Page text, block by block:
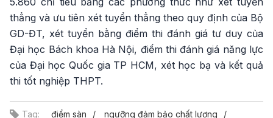
thẳng và ưu tiên xét tuyển thẳng theo quy định của Bộ
GD-ĐT, xét tuyển bằng điểm thi đánh giá tư duy của
Đại học Bách khoa Hà Nội, điểm thi đánh giá năng lực
của Đại học Quốc gia TP HCM, xét học bạ và kết quả
thi tốt nghiệp THPT.
Tag: điểm sàn ngưỡng đảm bảo chất lượng